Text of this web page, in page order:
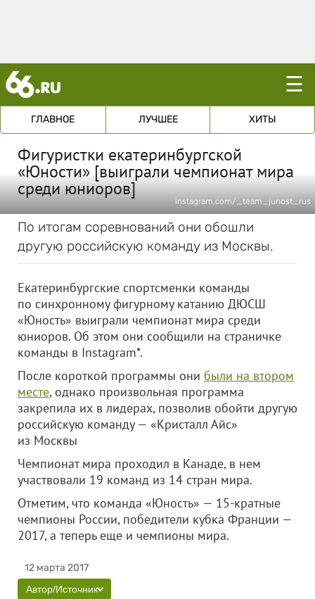
☰
ГЛАВНОЕ ЛУЧШЕЕ ХИТЫ
Фигуристки екатеринбургской
«Юности» [выиграли чемпионат мира
среди юниоров]
instagram.com/_team_junost_rus
По итогам соревнований они обошли
другую российскую команду из Москвы.
Екатеринбургские спортсменки команды
по синхронному фигурному катанию ДЮСШ
«Юность» выиграли чемпионат мира среди
юниоров. Об этом они сообщили на страничке
команды в Instagram*.
После короткой программы они были на втором
месте, однако произвольная программа
закрепила их в лидерах, позволив обойти другую
российскую команду — «Кристалл Айс»
из Москвы
Чемпионат мира проходил в Канаде, в нем
участвовали 19 команд из 14 стран мира.
Отметим, что команда «Юность» — 15-кратные
чемпионы России, победители кубка Франции —
2017, а теперь еще и чемпионы мира.
12 марта 2017
Автор/Источник